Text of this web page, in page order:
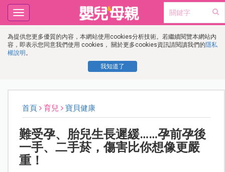
為提供您更多優質的內容，本網站使用cookies分析技術。若繼續閱覽本網站內
容，即表示您同意我們使用 cookies， 關於更多cookies資訊請閱讀我們的隱私
權說明 。
我知道了
Toggle
navigation
首頁 育兒 寶貝健康
難受孕、胎兒生長遲緩……孕前孕後
一手、二手菸，傷害比你想像更嚴
重！